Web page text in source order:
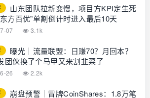
山东团队拉新变慢，项目方KPI定生死
东方百优”单割倒计时进入最后10天
07 3.1k
曝光｜流量联盟：日赚70？月回本？
团伙换了个马甲又来割韭菜了
26 2.2k
崩盘预警｜冒牌CoinShares：1.8万笔